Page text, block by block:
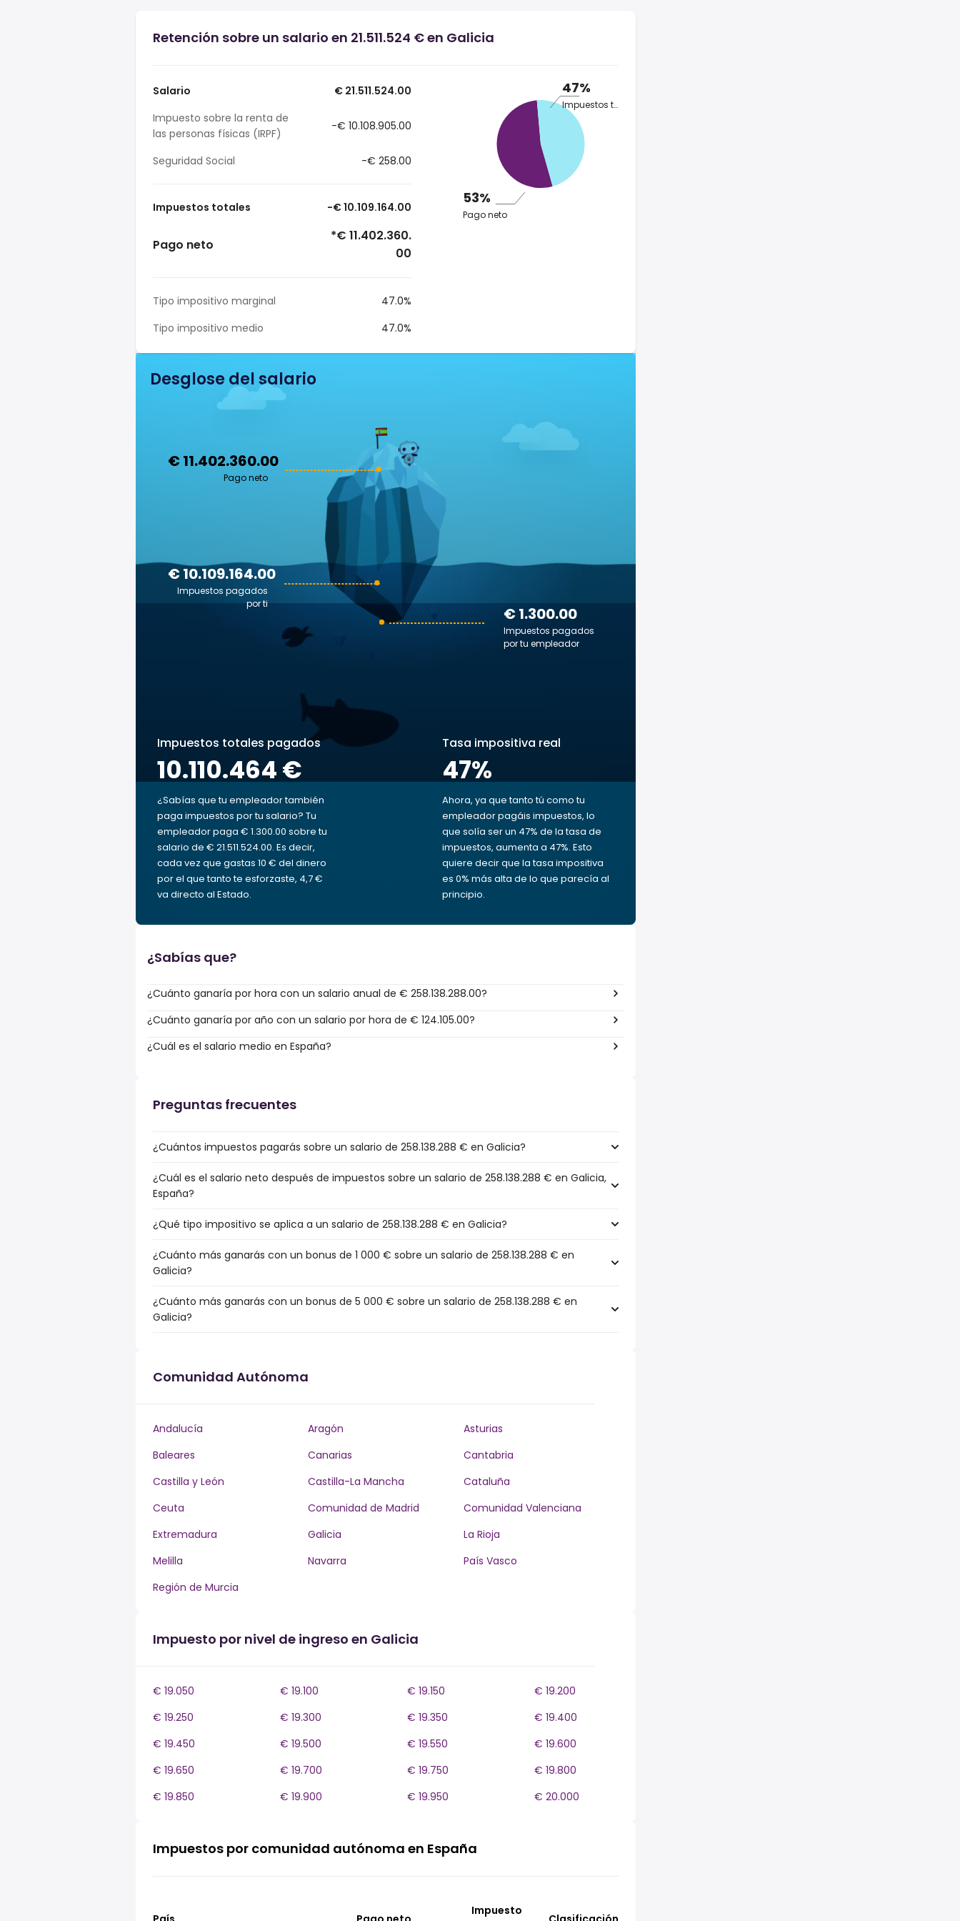
Retención sobre un salario en 21.511.524 € en Galicia
Salario
€ 21.511.524.00
Impuesto sobre la renta de
las personas físicas (IRPF)
-€ 10.108.905.00
Seguridad Social -€ 258.00
Impuestos totales -€ 10.109.164.00
Pago neto
*€ 11.402.360.
00
Tipo impositivo marginal
47.0%
Tipo impositivo medio
47.0%
47%
Impuestos totales
53%
Pago neto
Desglose del salario
€ 11.402.360.00
Pago neto
€ 1.300.00
Impuestos pagados
por tu empleador
€ 10.109.164.00
Impuestos pagados
por ti
Impuestos totales pagados
10.110.464 €
¿Sabías que tu empleador también
paga impuestos por tu salario? Tu
empleador paga € 1.300.00 sobre tu
salario de € 21.511.524.00. Es decir,
cada vez que gastas 10 € del dinero
por el que tanto te esforzaste, 4,7 €
va directo al Estado.
Tasa impositiva real
47%
Ahora, ya que tanto tú como tu
empleador pagáis impuestos, lo
que solía ser un 47% de la tasa de
impuestos, aumenta a 47%. Esto
quiere decir que la tasa impositiva
es 0% más alta de lo que parecía al
principio.
¿Sabías que?
¿Cuánto ganaría por hora con un salario anual de € 258.138.288.00?
¿Cuánto ganaría por año con un salario por hora de € 124.105.00?
¿Cuál es el salario medio en España?
Preguntas frecuentes
¿Cuántos impuestos pagarás sobre un salario de 258.138.288 € en Galicia?
¿Cuál es el salario neto después de impuestos sobre un salario de 258.138.288 € en Galicia,
España?
¿Qué tipo impositivo se aplica a un salario de 258.138.288 € en Galicia?
¿Cuánto más ganarás con un bonus de 1 000 € sobre un salario de 258.138.288 € en
Galicia?
¿Cuánto más ganarás con un bonus de 5 000 € sobre un salario de 258.138.288 € en
Galicia?
Comunidad Autónoma
Andalucía Aragón
Asturias
Baleares
Canarias
Cantabria
Castilla y León
Castilla-La Mancha
Cataluña
Ceuta
Comunidad de Madrid
Comunidad Valenciana
Extremadura
Galicia
La Rioja
Melilla
Navarra
País Vasco
Región de Murcia
Impuesto por nivel de ingreso en Galicia
€ 19.050 € 19.100 € 19.150
€ 19.200
€ 19.250
€ 19.300 € 19.350
€ 19.400
€ 19.450
€ 19.500 € 19.550
€ 19.600
€ 19.650
€ 19.700 € 19.750
€ 19.800
€ 19.850
€ 19.900 € 19.950 € 20.000
Impuestos por comunidad autónoma en España
Impuesto